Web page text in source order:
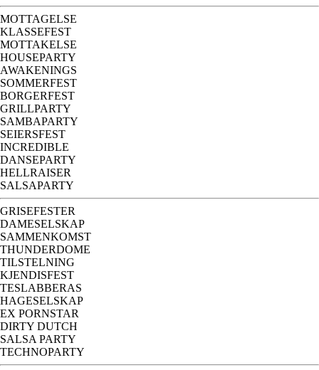
MOTTAGELSE
KLASSEFEST
MOTTAKELSE
HOUSEPARTY
AWAKENINGS
SOMMERFEST
BORGERFEST
GRILLPARTY
SAMBAPARTY
SEIERSFEST
INCREDIBLE
DANSEPARTY
HELLRAISER
SALSAPARTY
GRISEFESTER
DAMESELSKAP
SAMMENKOMST
THUNDERDOME
TILSTELNING
KJENDISFEST
TESLABBERAS
HAGESELSKAP
EX PORNSTAR
DIRTY DUTCH
SALSA PARTY
TECHNOPARTY